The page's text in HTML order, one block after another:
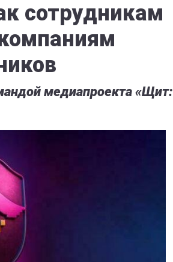
сотрудникам
медиапроекта «Щит: